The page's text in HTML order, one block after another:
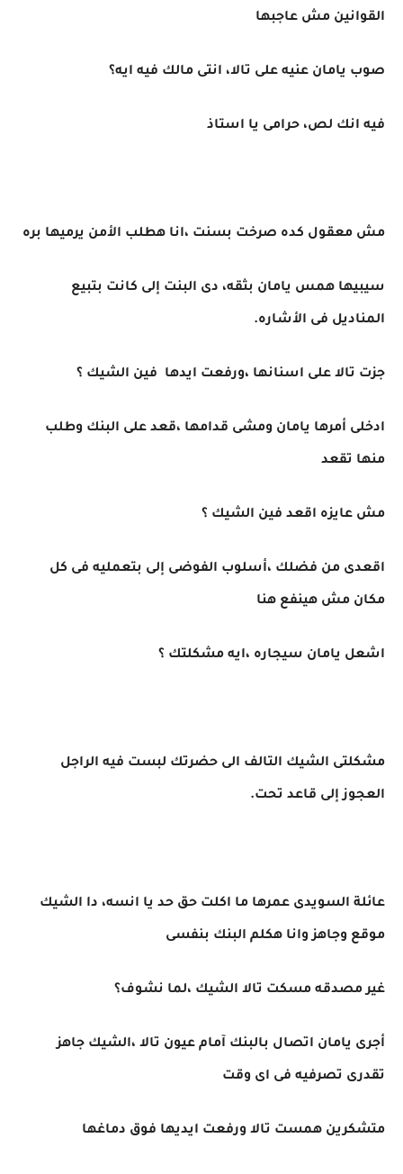
القوانين مش عاجبها
صوب يامان عنيه على تالا، انتى مالك فيه ايه؟
فيه انك لص، حرامى يا استاذ
مش معقول كده صرخت بسنت ،انا هطلب الأمن يرميها بره
سيبيها همس يامان بثقه، دى البنت إلى كانت بتبيع
المناديل فى الأشاره.
جزت تالا على اسنانها ،ورفعت ايدها فين الشيك ؟
ادخلى أمرها يامان ومشى قدامها ،قعد على البنك وطلب
منها تقعد
مش عايزه اقعد فين الشيك ؟
اقعدى من فضلك ،أسلوب الفوضى إلى بتعمليه فى كل
مكان مش هينفع هنا
اشعل يامان سيجاره ،ايه مشكلتك ؟
مشكلتى الشيك التالف الى حضرتك لبست فيه الراجل
العجوز إلى قاعد تحت.
عائلة السويدى عمرها ما اكلت حق حد يا انسه، دا الشيك
موقع وجاهز وانا هكلم البنك بنفسى
غير مصدقه مسكت تالا الشيك ،لما نشوف؟
أجرى يامان اتصال بالبنك آمام عيون تالا ،الشيك جاهز
تقدرى تصرفيه فى اى وقت
متشكرين همست تالا ورفعت ايديها فوق دماغها